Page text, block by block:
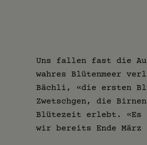
Uns fallen fast die
wahres Blütenmeer
Bächli, «die ersten
Zwetschgen, die
Blütezeit erlebt. «Es
wir bereits Ende März